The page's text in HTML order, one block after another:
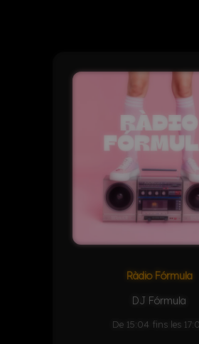
Ràdio Fórmula
DJ Fórmula
De 15:04 fins les